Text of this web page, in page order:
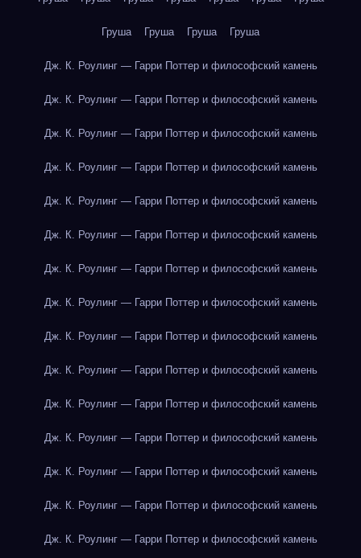
Груша Груша Груша Груша
Дж. К. Роулинг — Гарри Поттер и философский камень
Дж. К. Роулинг — Гарри Поттер и философский камень
Дж. К. Роулинг — Гарри Поттер и философский камень
Дж. К. Роулинг — Гарри Поттер и философский камень
Дж. К. Роулинг — Гарри Поттер и философский камень
Дж. К. Роулинг — Гарри Поттер и философский камень
Дж. К. Роулинг — Гарри Поттер и философский камень
Дж. К. Роулинг — Гарри Поттер и философский камень
Дж. К. Роулинг — Гарри Поттер и философский камень
Дж. К. Роулинг — Гарри Поттер и философский камень
Дж. К. Роулинг — Гарри Поттер и философский камень
Дж. К. Роулинг — Гарри Поттер и философский камень
Дж. К. Роулинг — Гарри Поттер и философский камень
Дж. К. Роулинг — Гарри Поттер и философский камень
Дж. К. Роулинг — Гарри Поттер и философский камень